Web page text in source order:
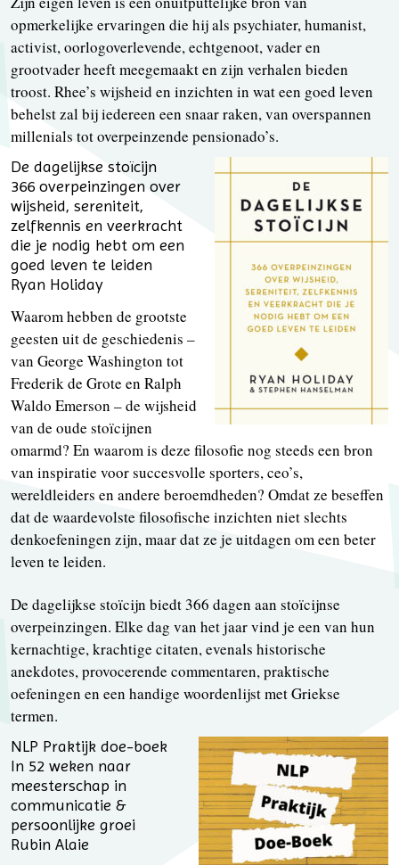
opmerkelijke ervaringen die hij als psychiater, humanist,
activist, oorlogoverlevende, echtgenoot, vader en
grootvader heeft meegemaakt en zijn verhalen bieden
troost. Rhee’s wijsheid en inzichten in wat een goed leven
behelst zal bij iedereen een snaar raken, van overspannen
millenials tot overpeinzende pensionado’s.
De dagelijkse stoïcijn
366 overpeinzingen over
wijsheid, sereniteit,
zelfkennis en veerkracht
die je nodig hebt om een
goed leven te leiden
Ryan Holiday
Waarom hebben de grootste
geesten uit de geschiedenis –
van George Washington tot
Frederik de Grote en Ralph
Waldo Emerson – de wijsheid
van de oude stoïcijnen
omarmd? En waarom is deze filosofie nog steeds een bron
van inspiratie voor succesvolle sporters, ceo’s,
wereldleiders en andere beroemdheden? Omdat ze beseffen
dat de waardevolste filosofische inzichten niet slechts
denkoefeningen zijn, maar dat ze je uitdagen om een beter
leven te leiden.
De dagelijkse stoïcijn biedt 366 dagen aan stoïcijnse
overpeinzingen. Elke dag van het jaar vind je een van hun
kernachtige, krachtige citaten, evenals historische
anekdotes, provocerende commentaren, praktische
oefeningen en een handige woordenlijst met Griekse
termen.
NLP Praktijk doe-boek
In 52 weken naar
meesterschap in
communicatie &
persoonlijke groei
Rubin Alaie